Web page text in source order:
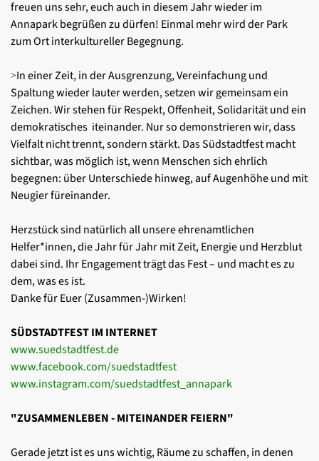
freuen uns sehr, euch auch in diesem Jahr wieder im
Annapark begrüßenzu dürfen! Einmal mehr wird der Park
zum Ort interkultureller Begegnung.
>In einer Zeit, in der Ausgrenzung, Vereinfachung und
Spaltungwieder lauter werden, setzen wir gemeinsam ein
Zeichen. Wir stehenfür Respekt, Offenheit, Solidarität und ein
demokratisches iteinander. Nur so demonstrieren wir, dass
Vielfalt nicht trennt, sondernstärkt. Das Südstadtfest macht
sichtbar, was möglich ist, wenn Menschen sich ehrlich
begegnen: über Unterschiede hinweg, aufAugenhöhe und mit
Neugier füreinander.
Herzstück sind natürlich all unsere ehrenamtlichen
Helfer*innen, dieJahr für Jahr mit Zeit, Energie und Herzblut
dabei sind. Ihr Engagementträgt das Fest – und macht es zu
dem, was es ist.
Danke für Euer (Zusammen-)Wirken!
SÜDSTADTFEST IM INTERNET
www.suedstadtfest.de
www.facebook.com/suedstadtfest
www.instagram.com/suedstadtfest_annapark
"ZUSAMMENLEBEN - MITEINANDER FEIERN"
Gerade jetzt ist es uns wichtig, Räume zu schaffen, in denen